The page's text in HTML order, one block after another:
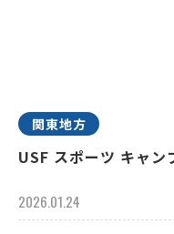
関東地方
USF スポーツ キャ
2026.01.24